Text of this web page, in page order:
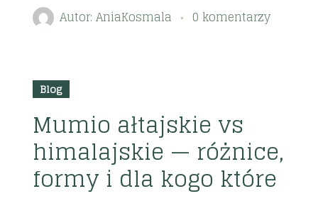
Autor:AniaKosmala 0 komentarzy
lip
Blog
Mumio ałtajskie vs
himalajskie — różnice,
formy i dla kogo które